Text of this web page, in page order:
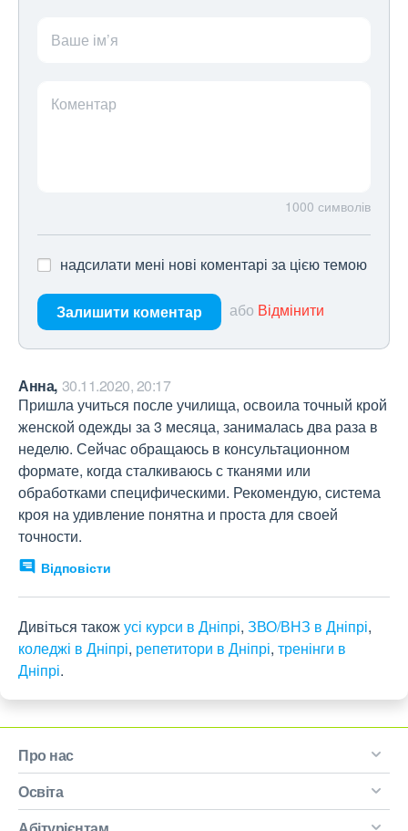
Ваше ім’я
Коментар
1000 символів
надсилати мені нові коментарі за цією темою
Залишити коментар або Відмінити
Анна, 30.11.2020, 20:17
Пришла учиться после училища, освоила точный крой
женской одежды за 3 месяца, занималась два раза в
неделю. Сейчас обращаюсь в консультационном
формате, когда сталкиваюсь с тканями или
обработками специфическими. Рекомендую, система
кроя на удивление понятна и проста для своей
точности.
Відповісти
Дивіться такожусі курси в Дніпрі, ЗВО/ВНЗ в Дніпрі,
коледжі в Дніпрі, репетитори в Дніпрі, тренінги в
Дніпрі.
Про нас
Освіта